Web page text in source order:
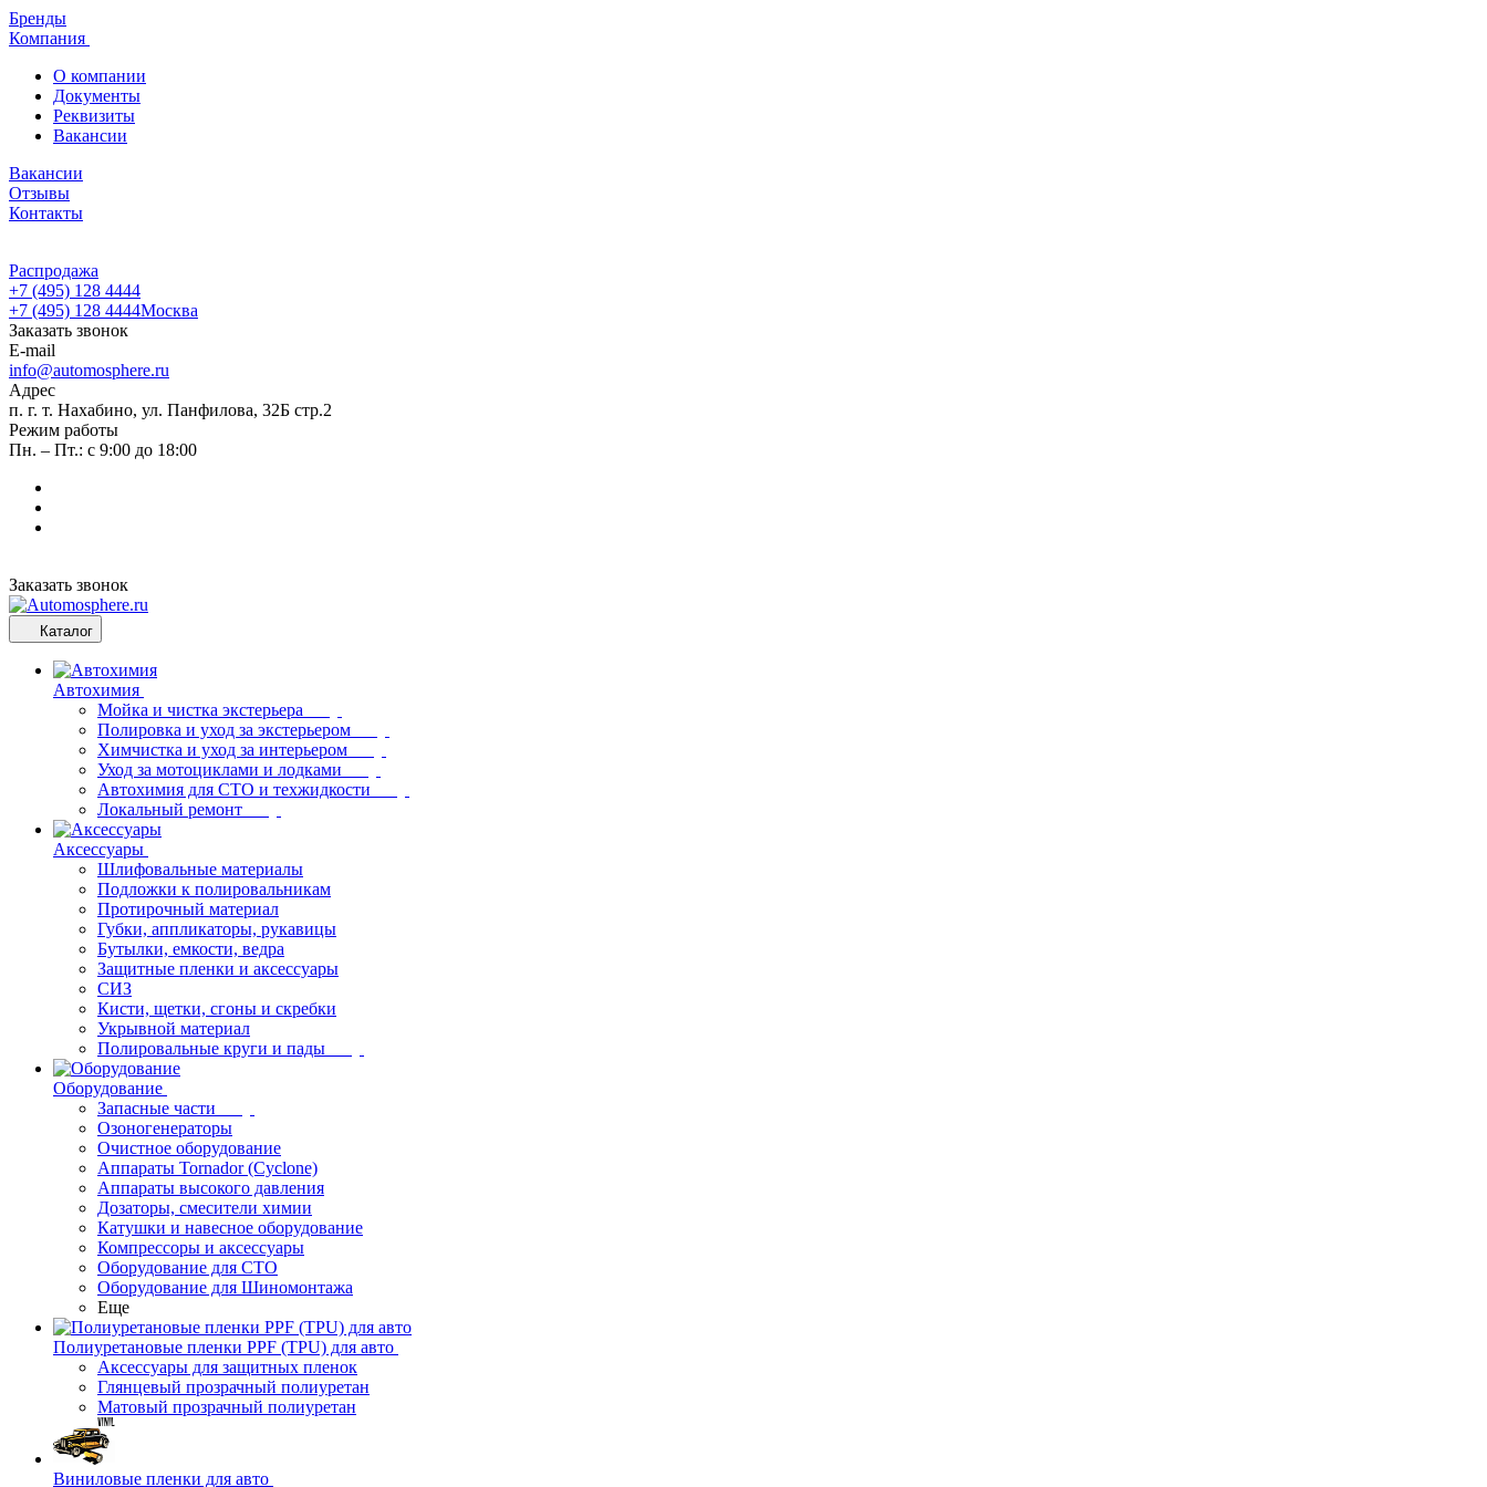
Бренды
Компания
О компании
Документы
Реквизиты
Вакансии
Вакансии
Отзывы
Контакты
Распродажа
+7 (495) 128 4444
+7 (495) 128 4444Москва
Заказать звонок
E-mail
info@automosphere.ru
Адрес
п. г. т. Нахабино, ул. Панфилова, 32Б стр.2
Режим работы
Пн. – Пт.: с 9:00 до 18:00
Заказать звонок
Каталог
Автохимия
Мойка и чистка экстерьера
Полировка и уход за экстерьером
Химчистка и уход за интерьером
Уход за мотоциклами и лодками
Автохимия для СТО и техжидкости
Локальный ремонт
Аксессуары
Шлифовальные материалы
Подложки к полировальникам
Протирочный материал
Губки, аппликаторы, рукавицы
Бутылки, емкости, ведра
Защитные пленки и аксессуары
СИЗ
Кисти, щетки, сгоны и скребки
Укрывной материал
Полировальные круги и пады
Оборудование
Запасные части
Озоногенераторы
Очистное оборудование
Аппараты Tornador (Cyclone)
Аппараты высокого давления
Дозаторы, смесители химии
Катушки и навесное оборудование
Компрессоры и аксессуары
Оборудование для СТО
Оборудование для Шиномонтажа
Еще
Полиуретановые пленки PPF (TPU) для авто
Аксессуары для защитных пленок
Глянцевый прозрачный полиуретан
Матовый прозрачный полиуретан
Виниловые пленки для авто